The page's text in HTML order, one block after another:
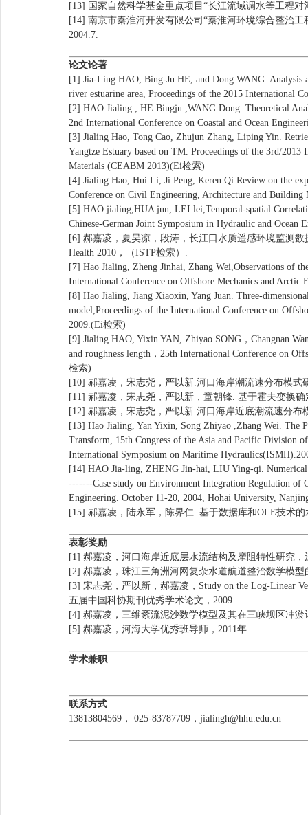
[13] 国家自然科学基金重点项目“长江流域调水等工程对
[14] 南京市秦淮河开发有限公司“秦淮河环境综合整治
2004.7.
论文论著
[1] Jia-Ling HAO, Bing-Ju HE, and Dong WANG. Analysis
river estuarine area, Proceedings of the 2015 International
[2] HAO Jialing , HE Bingju ,WANG Dong. Theoretical
2nd International Conference on Coastal and Ocean
[3] Jialing Hao, Tong Cao, Zhujun Zhang, Liping Yin.
Yangtze Estuary based on TM. Proceedings of the 3rd/
Materials (CEABM 2013)(Ei检索)
[4] Jialing Hao, Hui Li, Ji Peng, Keren Qi.Review on the
Conference on Civil Engineering, Architecture and
[5] HAO jialing,HUA jun, LEI lei,Temporal-spatial
Chinese-German Joint Symposium in Hydraulic and Ocean
[6] 郝嘉凌，夏昊凉，段涛，长江口水质遥感环境监测数
Health 2010，（ISTP检索）.
[7] Hao Jialing, Zheng Jinhai, Zhang Wei,Observations of
International Conference on Offshore Mechanics and
[8] Hao Jialing, Jiang Xiaoxin, Yang Juan. Three-
model,Proceedings of the International Conference on
2009.(Ei检索)
[9] Jialing HAO, Yixin YAN, Zhiyao SONG，Changnan
and roughness length，25th International Conference on
检索)
[10] 郝嘉凌，宋志尧，严以新.河口海岸潮流速分布模式
[11] 郝嘉凌，宋志尧，严以新，童朝锋. 基于霍夫变换
[12] 郝嘉凌，宋志尧，严以新.河口海岸近底潮流速分布
[13] Hao Jialing, Yan Yixin, Song Zhiyao ,Zhang Wei. The
Transform, 15th Congress of the Asia and Pacific Division
International Symposium on Maritime
[14] HAO Jia-ling, ZHENG Jin-hai, LIU Ying-qi.
-------Case study on Environment Integration Regulation of
Engineering. October 11-20, 2004, Hohai University,
[15] 郝嘉凌，陆永军，陈界仁. 基于数据库和OLE技术
表彰奖励
[1] 郝嘉凌，河口海岸近底层水流结构及摩阻特性研究
[2] 郝嘉凌，珠江三角洲河网复杂水道航道整治数学模
[3] 宋志尧，严以新，郝嘉凌，Study on the Log-Linear
五届中国科协期刊优秀学术论文，2009
[4] 郝嘉凌，三维紊流泥沙数学模型及其在三峡坝区冲
[5] 郝嘉凌，河海大学优秀班导师，2011年
学术兼职
联系方式
13813804569， 025-83787709，jialingh@hhu.edu.cn